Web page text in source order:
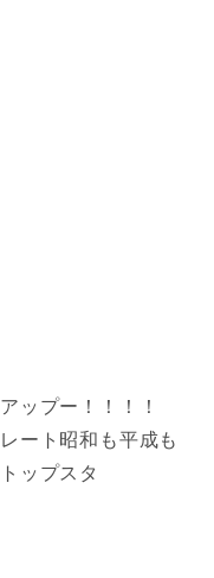
ップー！！！！
ート昭和も平成も
ップスタ